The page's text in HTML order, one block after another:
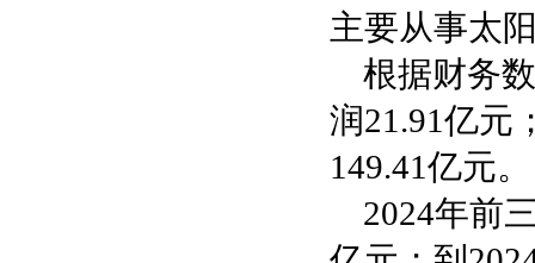
主要从事太
根据财务
润21.91亿元
149.41亿元。
2024年前